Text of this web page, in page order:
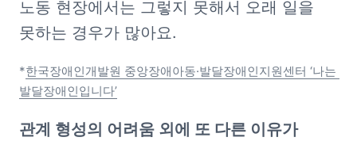
노동 현장에서는 그렇지 못해서 오래 일을
못하는 경우가 많아요.
*한국장애인개발원 중앙장애아동·발달장애인지원센터 ‘나는
발달장애인입니다’
관계 형성의 어려움 외에 또 다른 이유가